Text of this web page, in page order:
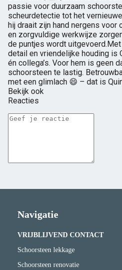
passie voor duurzaam
scheurdetectie tot het
hij draait zijn hand nergens voor
en zorgvuldige werkwijze
de puntjes wordt
detail en vriendelijke houding is
én collega’s. Voor hem is geen
schoorsteen te lastig.
met een glimlach 😄 – dat is
Bekijk ook
Reacties
Navigatie
VRIJBLIJVEND CONTACT
Schoorsteen lekkage
Schoorsteen renovatie